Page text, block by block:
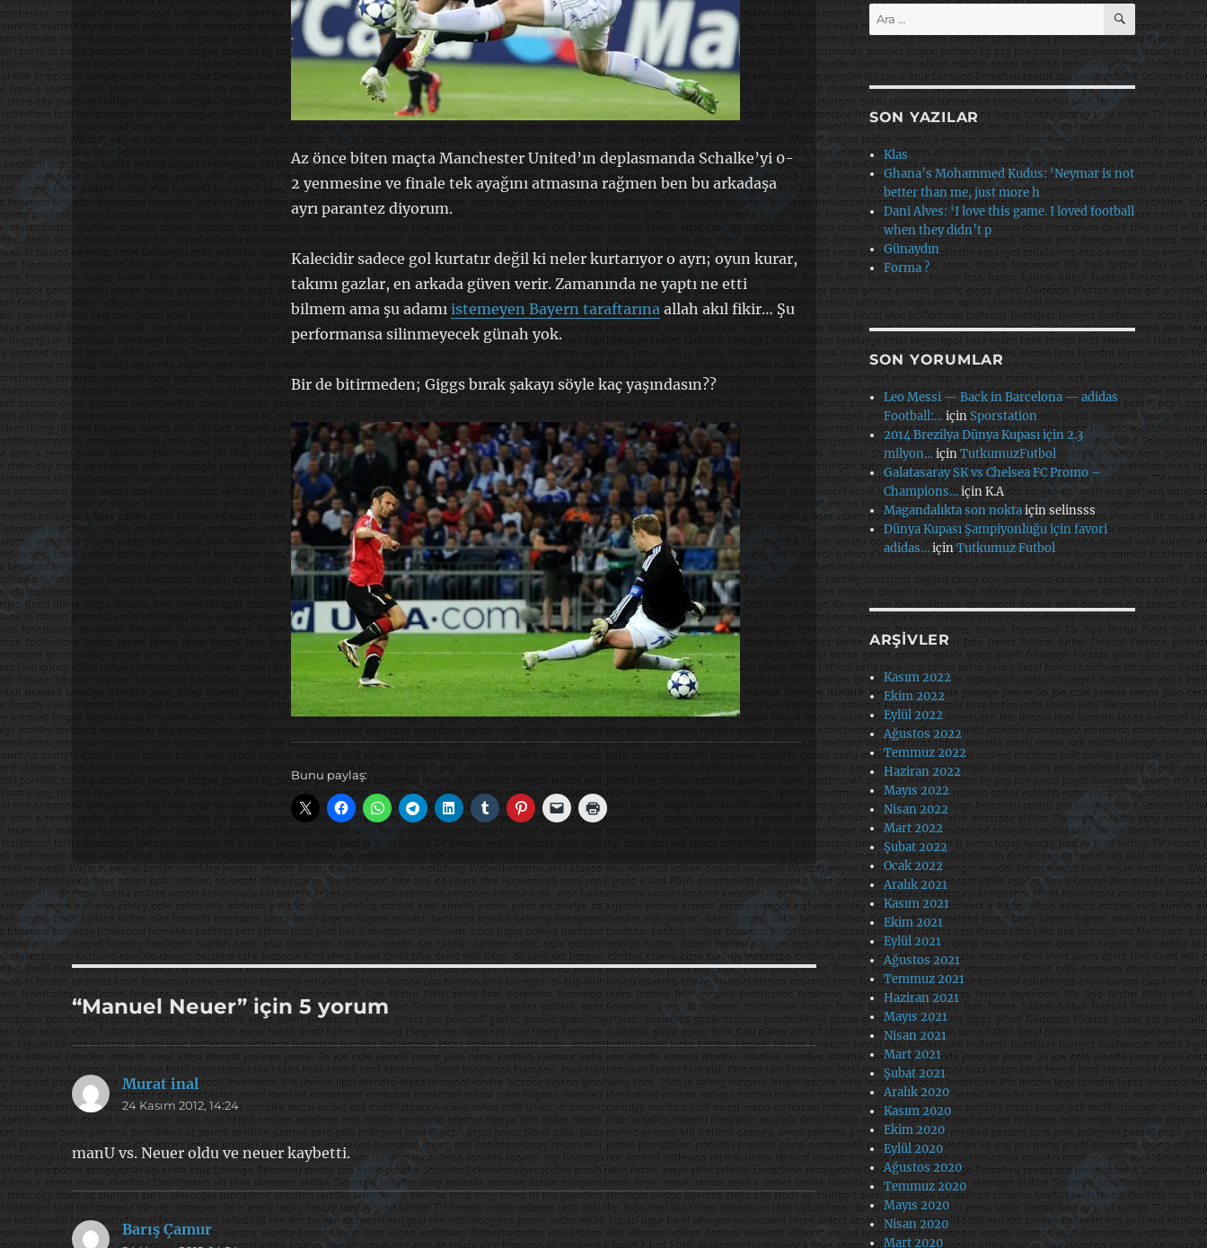
Az önce biten maçta Manchester United’ın deplasmanda Schalke’yi 0-
2 yenmesine ve finale tek ayağını atmasına rağmen ben bu arkadaşa
ayrı parantez diyorum.
Kalecidir sadece gol kurtatır değil ki neler kurtarıyor o ayrı; oyun kurar,
takımı gazlar, en arkada güven verir. Zamanında ne yaptı ne etti
bilmem ama şu adamı istemeyen Bayern taraftarınaallah akıl fikir… Şu
performansa silinmeyecek günah yok.
Bir de bitirmeden; Giggs bırak şakayı söyle kaç yaşındasın??
Bunu paylaş:
“Manuel Neuer” için 5 yorum
Murat inaldedi
ki:
24 Kasım 2012, 14:24
manU vs. Neuer oldu ve neuer kaybetti.
Barış Çamur dedi
Ara: ARA
SON YAZILAR
Klas
Ghana’s Mohammed Kudus: ‘Neymar is not
better than me, just more h
Dani Alves: ‘I love this game. I loved football
when they didn’t p
Günaydın
Forma ?
SON YORUMLAR
Leo Messi — Back in Barcelona — adidas
Football:…içinSporstation
2014 Brezilya Dünya Kupası için 2.3
milyon…içinTutkumuzFutbol
Galatasaray SK vs Chelsea FC Promo –
Champions…içinK.A
Magandalıkta son noktaiçinselinsss
Dünya Kupası Şampiyonluğu için favori
adidas…içinTutkumuz Futbol
ARŞIVLER
Kasım 2022
Ekim 2022
Eylül 2022
Ağustos 2022
Temmuz 2022
Haziran 2022
Mayıs 2022
Nisan 2022
Mart 2022
Şubat 2022
Ocak 2022
Aralık 2021
Kasım 2021
Ekim 2021
Eylül 2021
Ağustos 2021
Temmuz 2021
Haziran 2021
Mayıs 2021
Nisan 2021
Mart 2021
Şubat 2021
Aralık 2020
Kasım 2020
Ekim 2020
Eylül 2020
Ağustos 2020
Temmuz 2020
Mayıs 2020
Nisan 2020
Mart 2020